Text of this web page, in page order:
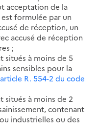
acceptation de la
formulée par un
de réception, un
accusé de réception
;
situés à moins de 5
sensibles pour la
R. 554-2 du code
situés à moins de 2
contenant
industrielles ou des